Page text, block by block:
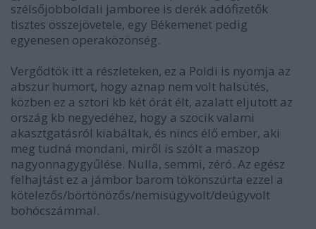
szélsőjobboldali jamboree is derék adófizetők
tisztes összejövetele, egy Békemenet pedig
egyenesen operaközönség.
Vergődtök itt a részleteken, ez a Poldi is nyomja az
abszur humort, hogy aznap nem volt halsütés,
közben ez a sztori kb két órát élt, azalatt eljutott az
ország kb negyedéhez, hogy a szocik valami
akasztgatásról kiabáltak, és nincs élő ember, aki
meg tudná mondani, miről is szólt a maszop
nagyonnagygyűlése. Nulla, semmi, zéró. Az egész
felhajtást ez a jámbor barom tökönszúrta ezzel a
kötelezős/börtönözős/nemisúgyvolt/deúgyvolt
bohócszámmal.